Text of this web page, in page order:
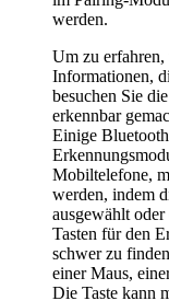
werden.
Um zu
Informationen,
besuchen Sie
erkennbar
Einige
Mobiltelefone,
werden, indem
ausgewählt
Tasten für den
schwer zu
einer Maus,
Die Taste kann